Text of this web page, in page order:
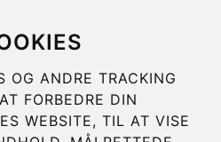
OG ANDRE TRACKING
FORBEDRE DIN
WEBSITE, TIL AT VISE